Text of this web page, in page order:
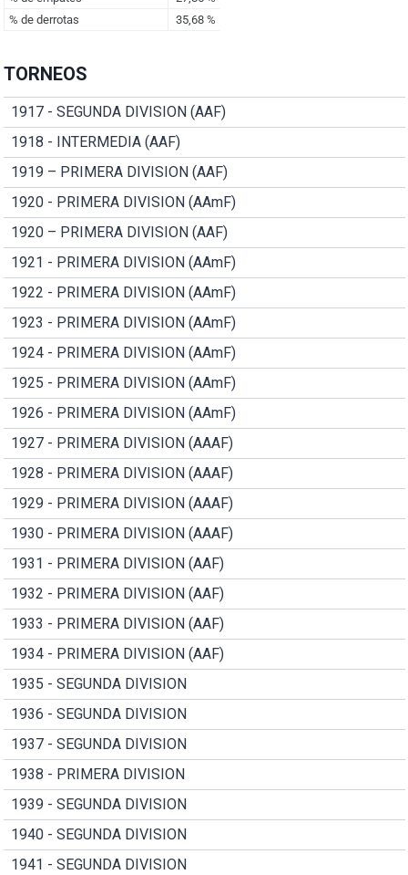
TORNEOS
1917 - SEGUNDA DIVISION (AAF)
1918 - INTERMEDIA (AAF)
1919 – PRIMERA DIVISION (AAF)
1920 - PRIMERA DIVISION (AAmF)
1920 – PRIMERA DIVISION (AAF)
1921 - PRIMERA DIVISION (AAmF)
1922 - PRIMERA DIVISION (AAmF)
1923 - PRIMERA DIVISION (AAmF)
1924 - PRIMERA DIVISION (AAmF)
1925 - PRIMERA DIVISION (AAmF)
1926 - PRIMERA DIVISION (AAmF)
1927 - PRIMERA DIVISION (AAAF)
1928 - PRIMERA DIVISION (AAAF)
1929 - PRIMERA DIVISION (AAAF)
1930 - PRIMERA DIVISION (AAAF)
1931 - PRIMERA DIVISION (AAF)
1932 - PRIMERA DIVISION (AAF)
1933 - PRIMERA DIVISION (AAF)
1934 - PRIMERA DIVISION (AAF)
1935 - SEGUNDA DIVISION
1936 - SEGUNDA DIVISION
1937 - SEGUNDA DIVISION
1938 - PRIMERA DIVISION
1939 - SEGUNDA DIVISION
1940 - SEGUNDA DIVISION
1941 - SEGUNDA DIVISION